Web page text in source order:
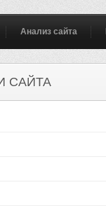
Анализ сайта
САЙТА